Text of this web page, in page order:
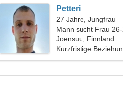
Petteri
27 Jahre, Jungfrau
Mann sucht Frau 26-
Joensuu, Finnland
Kurzfristige